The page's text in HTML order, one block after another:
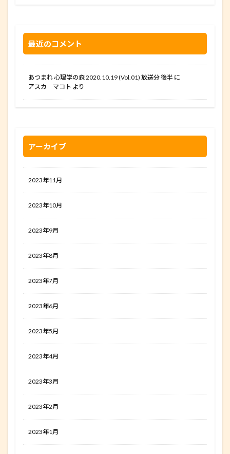
最近のコメント
あつまれ 心理学の森 2020.10.19 (Vol.01) 放送分 後半 に
アスカ マコト より
アーカイブ
2023年11月
2023年10月
2023年9月
2023年8月
2023年7月
2023年6月
2023年5月
2023年4月
2023年3月
2023年2月
2023年1月